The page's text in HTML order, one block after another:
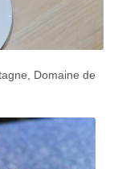
Domaine de